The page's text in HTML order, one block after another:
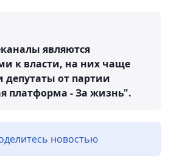
являются
к власти, на них чаще
депутаты от партии
платформа - За жизнь".
новостью